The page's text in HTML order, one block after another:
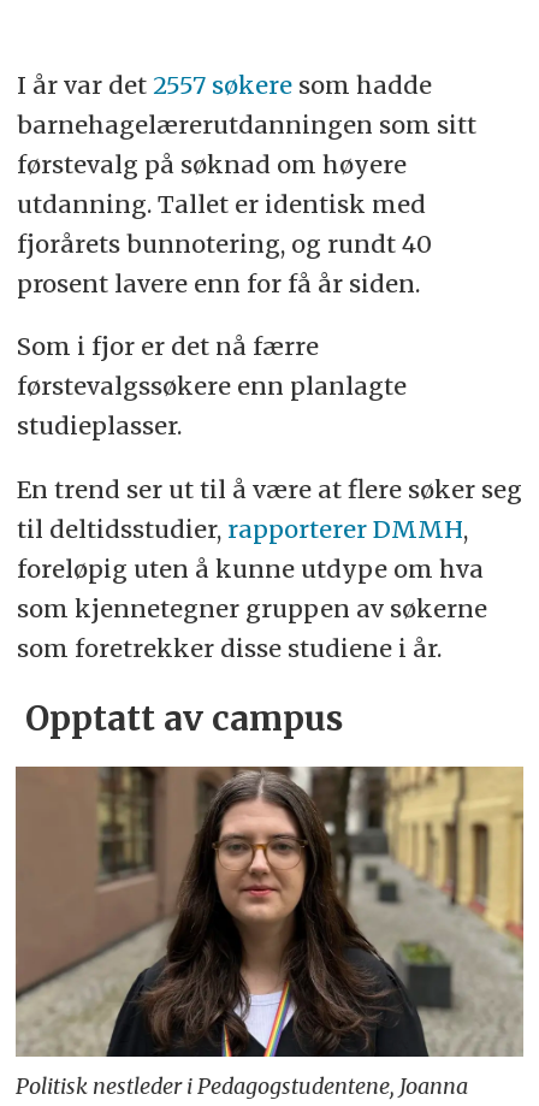
I år var det 2557 søkeresom hadde
barnehagelærerutdanningen som sitt
førstevalg på søknad om høyere
utdanning. Tallet er identisk med
fjorårets bunnotering, og rundt 40
prosent lavere enn for få år siden.
Som i fjor er det nå færre
førstevalgssøkere enn planlagte
studieplasser.
En trend ser ut til å være at flere søker seg
til deltidsstudier, rapporterer DMMH,
foreløpig uten å kunne utdype om hva
som kjennetegner gruppen av søkerne
som foretrekker disse studiene i år.
Opptatt av campus
Politisk nestleder i Pedagogstudentene, Joanna